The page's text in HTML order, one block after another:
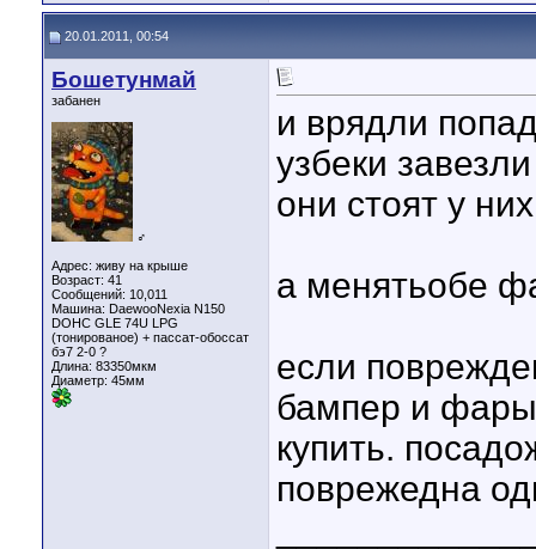
20.01.2011, 00:54
Бошетунмай
забанен
♂
Адрес: живу на крыше
Возраст: 41
Сообщений: 10,011
Машина: DaewooNexia N150
DOHC GLE 74U LPG
(тонированое) + пассат-обоссат
бэ7 2-0 ?
Длина: 83350мкм
Диаметр: 45мм
и врядли
узбеки
они стоят у
а менятьобе
если
бампер и фары
купить.
поврежедна